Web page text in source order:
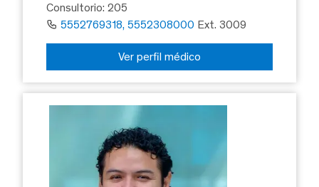
Consultorio: 205
5552769318, 5552308000 Ext. 3009
Ver perfil médico